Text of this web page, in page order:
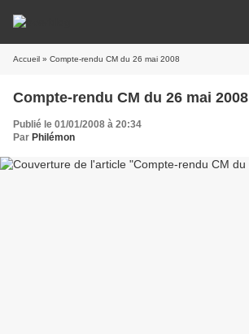
Accueil » Compte-rendu CM du 26 mai 2008
Compte-rendu CM du 26 mai 2008
Publié le 01/01/2008 à 20:34
Par Philémon